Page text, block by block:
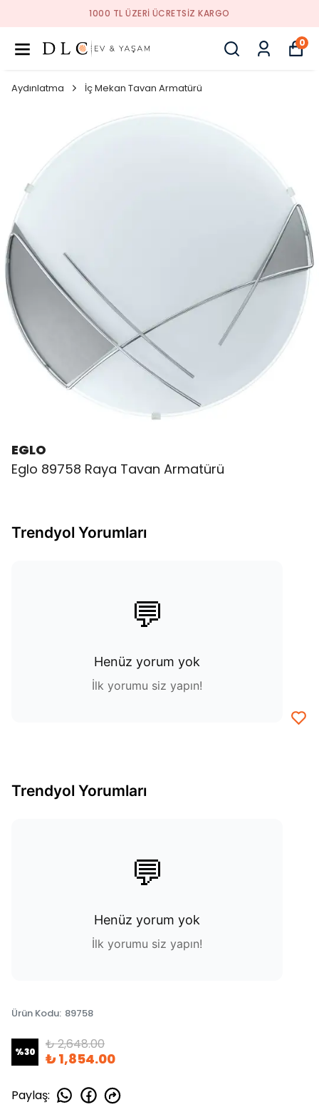
1000 TL ÜZERI ÜCRETSIZ KARGO
0
Aydınlatma İç Mekan Tavan Armatürü
EGLO
Eglo 89758 Raya Tavan Armatürü
Trendyol Yorumları
💬
Henüz yorum yok
İlk yorumu siz yapın!
Trendyol Yorumları
💬
Henüz yorum yok
İlk yorumu siz yapın!
Ürün Kodu: 89758
%30 ₺ 2,648.00
₺ 1,854.00
Paylaş: